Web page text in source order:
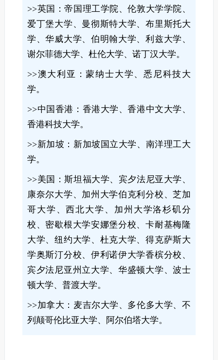
>>英国：帝国理工学院、伦敦大学学院、
爱丁堡大学、曼彻斯特大学、布里斯托大
学、华威大学、伯明翰大学、利兹大学、
谢尔菲德大学、杜伦大学、诺丁汉大学。
>>澳大利亚：蒙纳士大学、悉尼科技大
学。
>>中国香港：香港大学、香港中文大学、
香港科技大学。
>>新加坡：新加坡国立大学、南洋理工大
学。
>>美国：斯坦福大学、宾夕法尼亚大学、
康奈尔大学、加州大学伯克利分校、芝加
哥大学、西北大学、加州大学洛杉矶分
校、密歇根大学安娜堡分校、卡耐基梅隆
大学、纽约大学、杜克大学、得克萨斯大
学奥斯汀分校、伊利诺伊大学香槟分校、
宾夕法尼亚州立大学、华盛顿大学、波士
顿大学、普渡大学。
>>加拿大：麦吉尔大学、多伦多大学、不
列颠哥伦比亚大学、阿尔伯塔大学。